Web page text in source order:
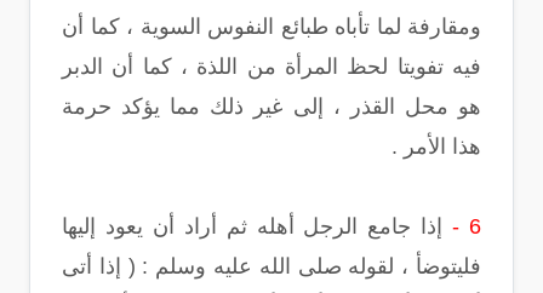
ومقارفة لما تأباه طبائع النفوس السوية ، كما أن
فيه تفويتا لحظ المرأة من اللذة ، كما أن الدبر
هو محل القذر ، إلى غير ذلك مما يؤكد حرمة
هذا الأمر .
6 -
إذا جامع الرجل أهله ثم أراد أن يعود إليها
فليتوضأ ، لقوله صلى الله عليه وسلم : ( إذا أتى